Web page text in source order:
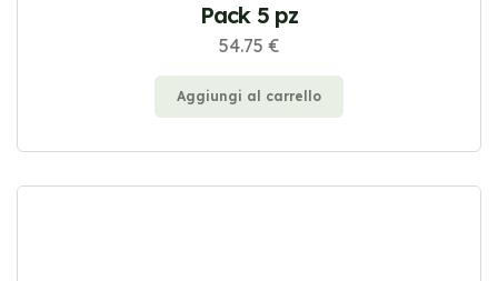
Pack 5 pz
54.75 €
Aggiungi al carrello